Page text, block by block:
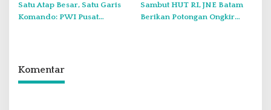
Satu Atap Besar, Satu Garis
Komando: PWI Pusat
Sambut HUT RI, JNE Batam
Berikan Potongan Ongkir
Komentar